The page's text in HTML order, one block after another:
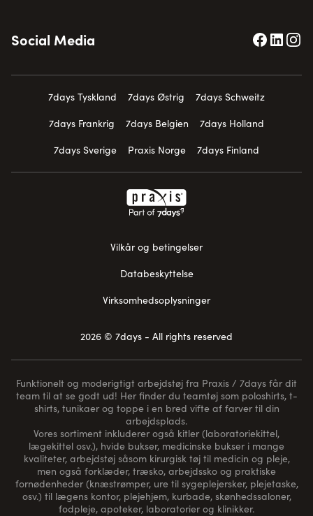
Social Media
7days Tyskland 7days Østrig
7days Schweitz
7days Frankrig
7days Belgien
7days Holland
7days Sverige
Praxis Norge 7days Finland
Vilkår og betingelser
Databeskyttelse
Virksomhedsoplysninger
2026 © 7days - All rights reserved
Funktionelt og moderigtigt arbejdstøj fra Praxis / 7days får dit
team til at se godt ud! Her finder du teamtøj som poloshirts, t-
shirts, tunikaer og toppe i en bred vifte af farver til din
arbejdsplads.
Vores sortiment inkluderer også kitler (laboratoriekittel,
lægekittel osv.), hvide bukser, medicinske bukser i mange
kvaliteter, arbejdstøj såsom kirurgisk tøj til medicin og pleje,
men også forklæder, træsko, arbejdssko og praktiske
fornødenheder (knæstrømper, ure til sygeplejersker, plejetaske,
osv.) til lægens kontor, plejehjem, kurbade, skønhedssaloner,
fodpleje, apoteker, laboratorier og klinikker.